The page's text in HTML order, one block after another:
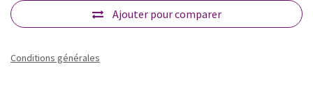
Ajouter pour comparer
Conditions générales